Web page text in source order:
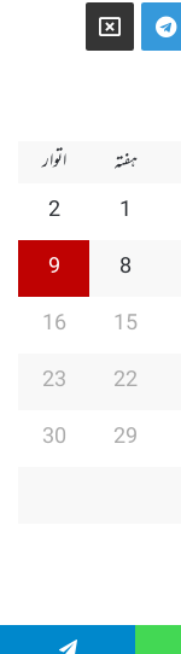
Telegram
X
ہفتہ
اتوار
1
2
8
9
15
16
22
23
29
30